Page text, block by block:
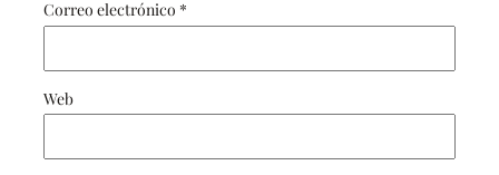
Correo electrónico *
Web